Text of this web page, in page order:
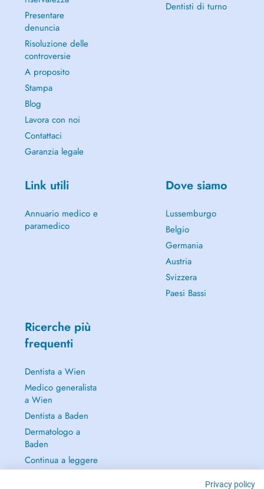
Presentare
denuncia
Risoluzione delle
controversie
A proposito
Stampa
Blog
Lavora con noi
Contattaci
Garanzia legale
Dentisti di turno
Link utili
Annuario medico e
paramedico
Dove siamo
Lussemburgo
Belgio
Germania
Austria
Svizzera
Paesi Bassi
Ricerche più
frequenti
Dentista a Wien
Medico generalista
a Wien
Dentista a Baden
Dermatologo a
Baden
Continua a leggere
→
Privacy policy